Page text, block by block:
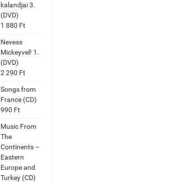
kalandjai 3.
(DVD)
1 880 Ft
Nevess
Mickeyvel! 1.
(DVD)
2 290 Ft
Songs from
France (CD)
990 Ft
Music From
The
Continents –
Eastern
Europe and
Turkey (CD)